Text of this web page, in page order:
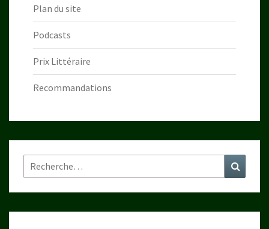
Plan du site
Podcasts
Prix Littéraire
Recommandations
Rechercher :